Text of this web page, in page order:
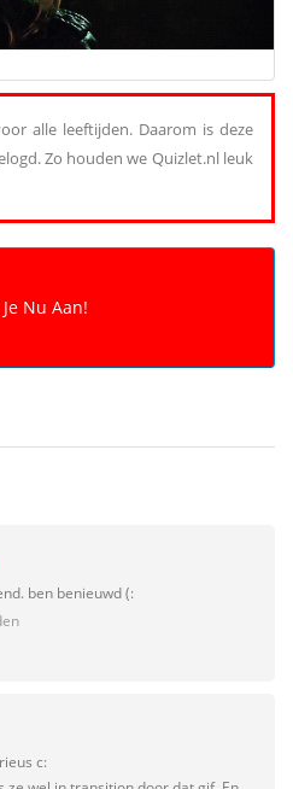
alle leeftijden. Daarom is deze
Zo houden we Quizlet.nl leuk
ben benieuwd (:
c: